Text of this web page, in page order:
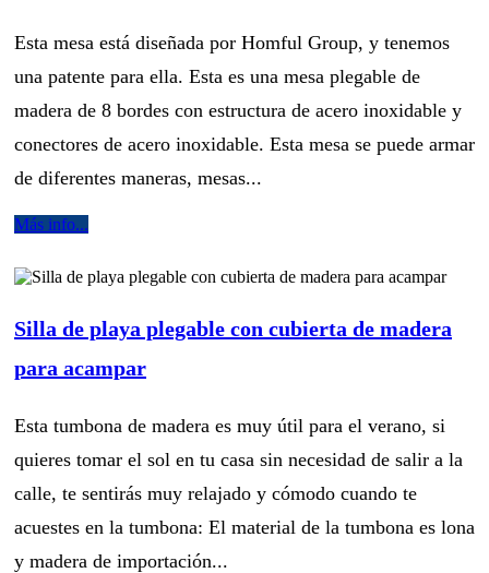
Esta mesa está diseñada por Homful Group, y tenemos
una patente para ella. Esta es una mesa plegable de
madera de 8 bordes con estructura de acero inoxidable y
conectores de acero inoxidable. Esta mesa se puede armar
de diferentes maneras, mesas...
Más info...
Silla de playa plegable con cubierta de madera
para acampar
Esta tumbona de madera es muy útil para el verano, si
quieres tomar el sol en tu casa sin necesidad de salir a la
calle, te sentirás muy relajado y cómodo cuando te
acuestes en la tumbona: El material de la tumbona es lona
y madera de importación...